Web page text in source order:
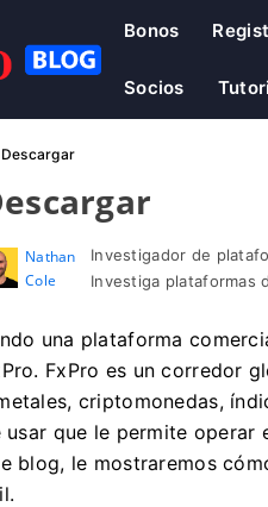
Bonos
Socios
Nathan
Cole
Investigador de
Investiga plataformas
una plataforma
FxPro es un corredor
criptomonedas,
que le permite operar
blog, le mostraremos